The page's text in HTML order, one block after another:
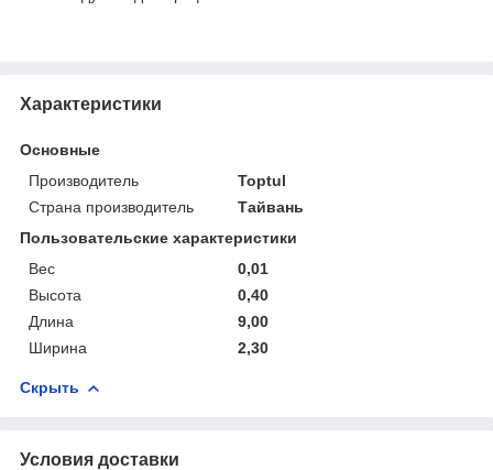
Характеристики
Основные
Производитель
Toptul
Страна производитель
Тайвань
Пользовательские характеристики
Вес
0,01
Высота
0,40
Длина
9,00
Ширина
2,30
Скрыть
Условия доставки